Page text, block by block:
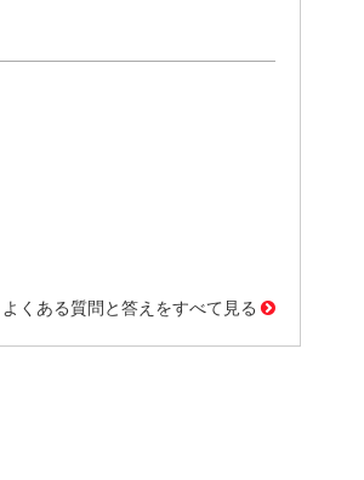
よくある質問と答えをすべて見る